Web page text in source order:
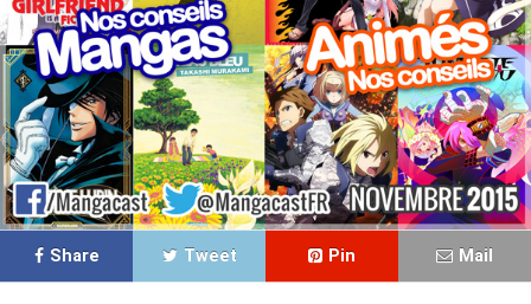
Share Tweet Pin Mail